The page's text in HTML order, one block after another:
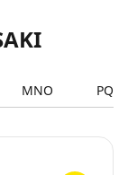
MNO PQRS